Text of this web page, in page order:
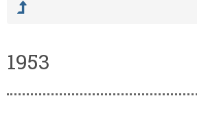
1953